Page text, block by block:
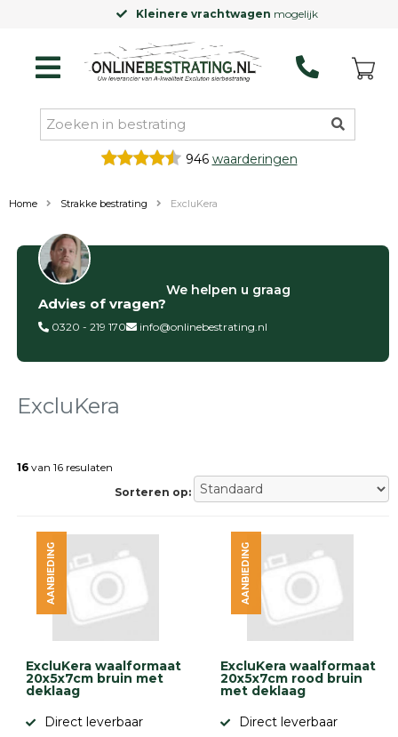
Kleinere vrachtwagenmogelijk
946 waarderingen
Home Strakke bestrating ExcluKera
Filter op
Categorieën
Betontegels
tegels
Natuursteen
Terrastegels
Balkontegels
Sierbestrating
Betonklinkers
Gebakken
Sierbestrating
bestrating
Trommelstenen
bestrating
Advies of vragen?
We helpen u graag
0320 - 219 170 info@onlinebestrating.nl
ExcluKera
16van 16 resulaten
Sorteren op:
ExcluKera waalformaat
20x5x7cm bruin met
deklaag
Direct leverbaar
AANBIEDING
ExcluKera waalformaat
20x5x7cm rood bruin
met deklaag
Direct leverbaar
AANBIEDING